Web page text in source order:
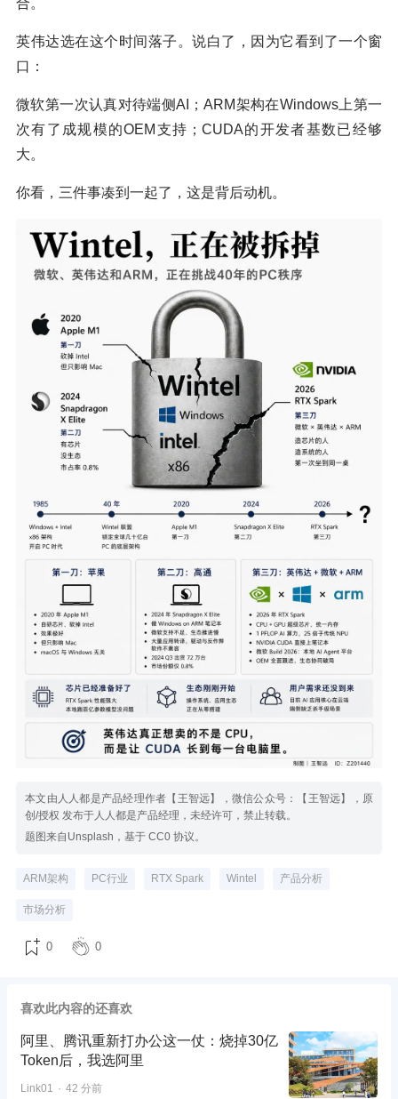
合。
英伟达选在这个时间落子。说白了，因为它看到了一个窗
口：
微软第一次认真对待端侧AI；ARM架构在Windows上第一
次有了成规模的OEM支持；CUDA的开发者基数已经够
大。
你看，三件事凑到一起了，这是背后动机。
本文由人人都是产品经理作者【王智远】，微信公众号：【王智远】，原
创/授权 发布于人人都是产品经理，未经许可，禁止转载。
题图来自Unsplash，基于 CC0 协议。
ARM架构 PC行业 RTX Spark Wintel 产品分析
市场分析
0 0
喜欢此内容的还喜欢
阿里、腾讯重新打办公这一仗：烧掉30亿
Token后，我选阿里
Link01 42 分前